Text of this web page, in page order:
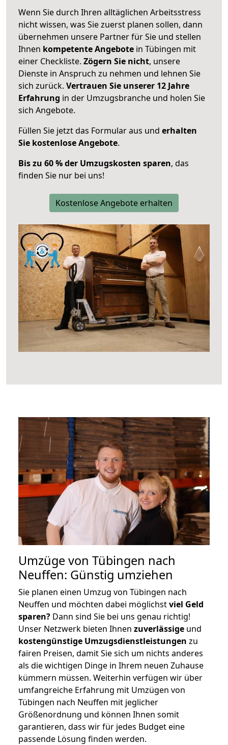
Wenn Sie durch Ihren alltäglichen Arbeitsstress
nicht wissen, was Sie zuerst planen sollen, dann
übernehmen unsere Partner für Sie und stellen
Ihnen kompetente Angebote in Tübingen mit
einer Checkliste. Zögern Sie nicht, unsere
Dienste in Anspruch zu nehmen und lehnen Sie
sich zurück. Vertrauen Sie unserer 12 Jahre
Erfahrung in der Umzugsbranche und holen Sie
sich Angebote.
Füllen Sie jetzt das Formular aus und erhalten
Sie kostenlose Angebote.
Bis zu 60 % der Umzugskosten sparen, das
finden Sie nur bei uns!
Kostenlose Angebote erhalten
Umzüge von Tübingen nach
Neuffen: Günstig umziehen
Sie planen einen Umzug von Tübingen nach
Neuffen und möchten dabei möglichstviel Geld
sparen? Dann sind Sie bei uns genau richtig!
Unser Netzwerk bieten Ihnen zuverlässige und
kostengünstige Umzugsdienstleistungen zu
fairen Preisen, damit Sie sich um nichts anderes
als die wichtigen Dinge in Ihrem neuen Zuhause
kümmern müssen. Weiterhin verfügen wir über
umfangreiche Erfahrung mit Umzügen von
Tübingen nach Neuffen mit jeglicher
Größenordnung und können Ihnen somit
garantieren, dass wir für jedes Budget eine
passende Lösung finden werden.